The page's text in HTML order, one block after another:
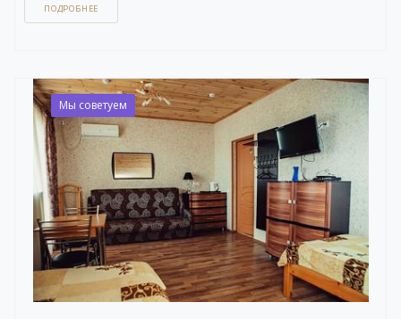
напрямуюпо телефону +7 (903) 757-41-41. Кнопка открытия
WhatsApp-чата также расположена в правом нижнем углу нашего
сайта.
ПОДРОБНЕЕ
Мы советуем